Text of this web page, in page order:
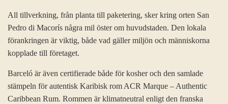
All tillverkning, från planta till paketering, sker kring orten San
Pedro di Macorís några mil öster om huvudstaden. Den lokala
förankringen är viktig, både vad gäller miljön och människorna
kopplade till företaget.
Barceló är även certifierade både för kosher och den samlade
stämpeln för autentisk Karibisk rom ACR Marque – Authentic
Caribbean Rum. Rommen är klimatneutral enligt den franska